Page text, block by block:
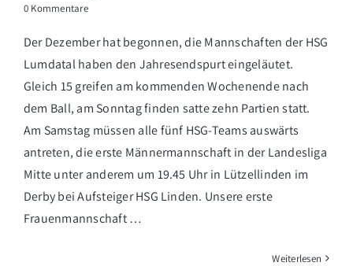
0 Kommentare
Der Dezember hat begonnen, die Mannschaften der HSG
Lumdatal haben den Jahresendspurt eingeläutet.
Gleich 15 greifen am kommenden Wochenende nach
dem Ball, am Sonntag finden satte zehn Partien statt.
Am Samstag müssen alle fünf HSG-Teams auswärts
antreten, die erste Männermannschaft in der Landesliga
Mitte unter anderem um 19.45 Uhr in Lützellinden im
Derby bei Aufsteiger HSG Linden. Unsere erste
Frauenmannschaft …
Weiterlesen